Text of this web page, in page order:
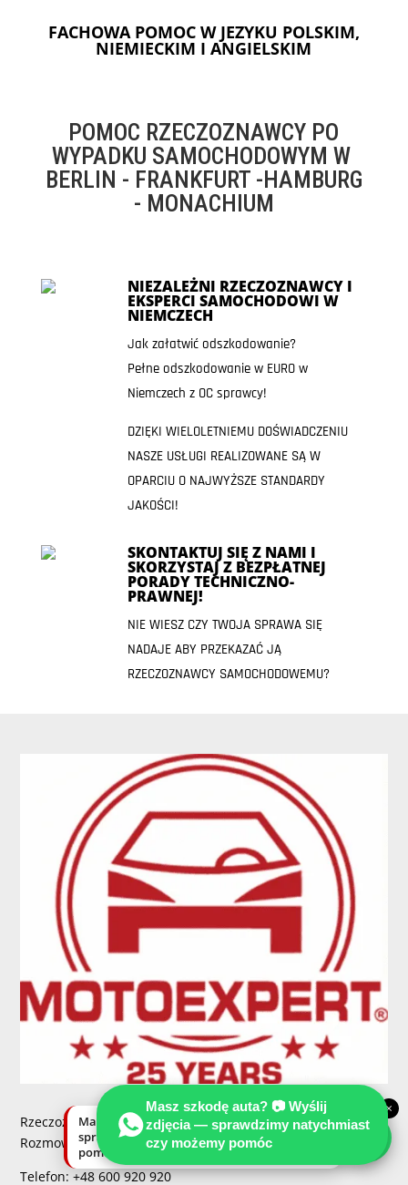
FACHOWA POMOC W JEZYKU POLSKIM,
NIEMIECKIM I ANGIELSKIM
POMOC RZECZOZNAWCY PO
WYPADKU SAMOCHODOWYM W
BERLIN - FRANKFURT -HAMBURG
- MONACHIUM
NIEZALEŻNI RZECZOZNAWCY I
EKSPERCI SAMOCHODOWI W
NIEMCZECH
Jak załatwić odszkodowanie?
Pełne odszkodowanie w EURO w
Niemczech z OC sprawcy!
DZIĘKI WIELOLETNIEMU DOŚWIADCZENIU
NASZE USŁUGI REALIZOWANE SĄ W
OPARCIU O NAJWYŻSZE STANDARDY
JAKOŚCI!
SKONTAKTUJ SIĘ Z NAMI I
SKORZYSTAJ Z BEZPŁATNEJ
PORADY TECHNICZNO-
PRAWNEJ!
NIE WIESZ CZY TWOJA SPRAWA SIĘ
NADAJE ABY PRZEKAZAĆ JĄ
RZECZOZNAWCY SAMOCHODOWEMU?
Rzeczoznawcy i biegli sadowi w Niemczech -
Rozmowa w języku polskim, niemieckim, angielskim:
Telefon: +48 600 920 920
Masz szkodę auta? 📷 Wyślij
zdjęcia — sprawdzimy natychmiast
czy możemy pomóc
×
Masz szkodę auta? Wyślij zdjęcia —
sprawdzimy natychmiast, czy możemy
pomóc.